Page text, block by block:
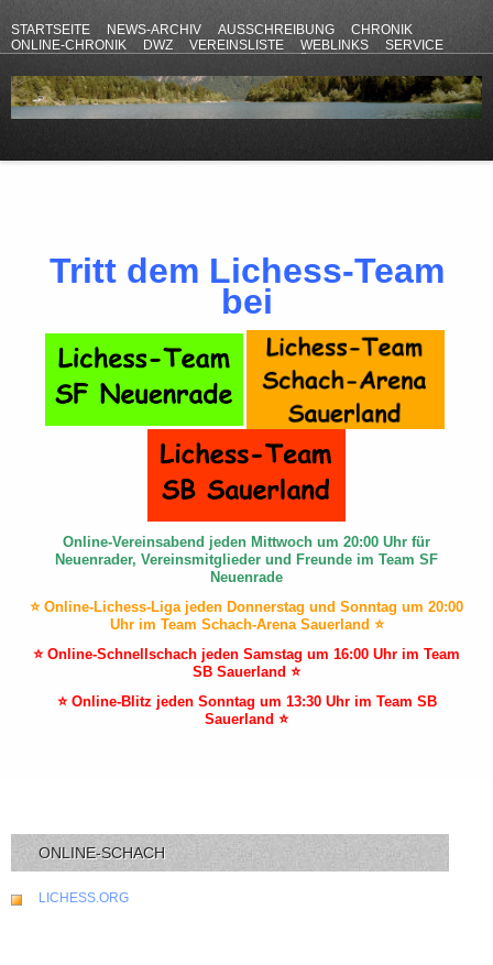
STARTSEITE NEWS-ARCHIV AUSSCHREIBUNG
CHRONIK
ONLINE-CHRONIK
DWZ VEREINSLISTE WEBLINKS
SERVICE
Tritt dem Lichess-Team
bei
Online-Vereinsabend jeden Mittwoch um 20:00 Uhr für
Neuenrader, Vereinsmitglieder und Freunde im Team SF
Neuenrade
⭐ Online-Lichess-Liga jeden Donnerstag und Sonntag um 20:00
Uhr im Team Schach-Arena Sauerland ⭐
⭐ Online-Schnellschach jeden Samstag um 16:00 Uhr im Team
SB Sauerland ⭐
⭐ Online-Blitz jeden Sonntag um 13:30 Uhr im Team SB
Sauerland ⭐
ONLINE-SCHACH
LICHESS.ORG